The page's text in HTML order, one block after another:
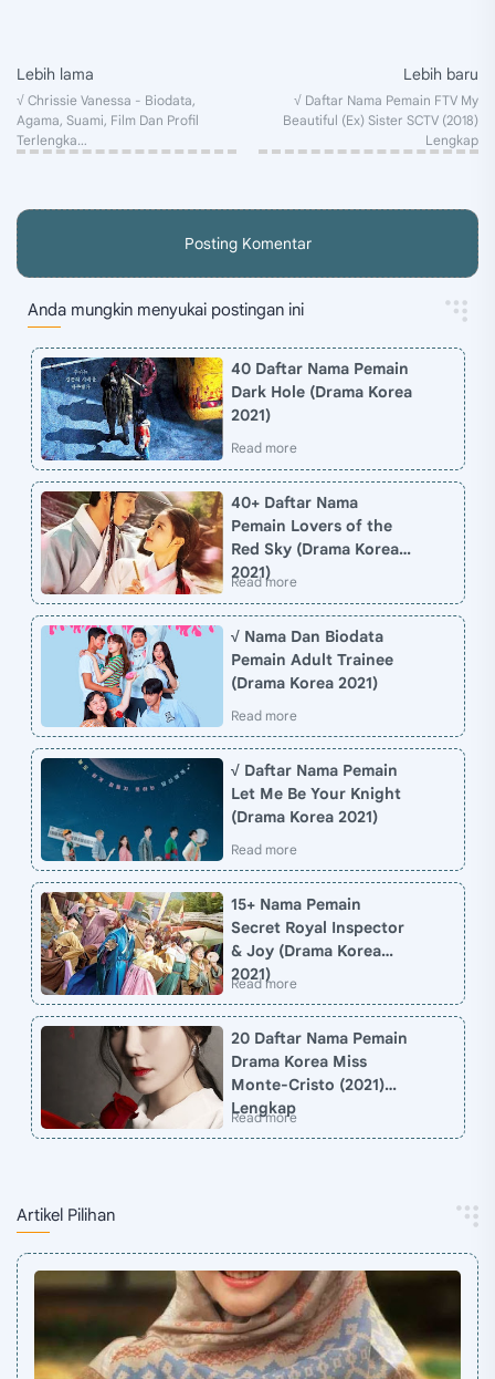
Posting Komentar
Anda mungkin menyukai postingan ini
40 Daftar Nama Pemain
Dark Hole (Drama Korea
2021)
40+ Daftar Nama
Pemain Lovers of the
Red Sky (Drama Korea
2021)
√ Nama Dan Biodata
Pemain Adult Trainee
(Drama Korea 2021)
√ Daftar Nama Pemain
Let Me Be Your Knight
(Drama Korea 2021)
15+ Nama Pemain
Secret Royal Inspector
& Joy (Drama Korea
2021)
20 Daftar Nama Pemain
Drama Korea Miss
Monte-Cristo (2021)
Lengkap
Artikel Pilihan